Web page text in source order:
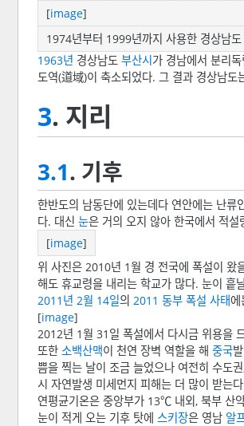
[image]
1974년부터 1999년까지 사용한 경상남도
1963년 경상남도 부산시가 경남에서 분리
도역(道域)이 축소되었다. 그 결과 경상남도
3. 지리
3.1. 기후
한반도의 남동단에 있는데다 연안에는 난류
다. 대신 눈은 거의 오지 않아 한국에서 적
[image]
위 사진은 2010년 1월 경 전국에 폭설이 왔
해도 휴교령을 내리는 학교가 많다. 눈이 흩
2011년 2월 14일의 2011 동부 폭설 사태
[image]
2012년 1월 31일 폭설에서 다시금 위용을
또한 소백산맥이 천연 장벽 역할을 해 중국발
쁨을 찍는 날이 조금 늘었으나 여전히 수도
시 자연발생 미세먼지 피해는 더 많이 받는
연평균기온은 중앙부가 13℃ 내외, 북부
눈이 적게 오는 기후 탓에 스키장은 영남 알